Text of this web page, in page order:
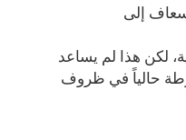
إلى
لكن هذا لم يساعد
حالياً في ظروف